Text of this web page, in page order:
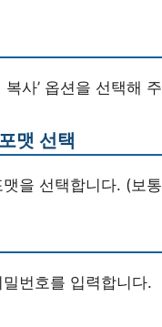
사’ 옵션을 선택해
맷 선택
을 선택합니다. (보
번호를 입력합니다.